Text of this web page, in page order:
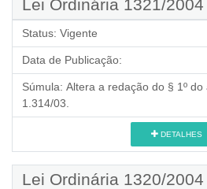
Lei Ordinária 1321/2004
Status: Vigente
Data de Publicação:
Súmula: Altera a redação do § 1º do
1.314/03.
DETALHES
Lei Ordinária 1320/2004